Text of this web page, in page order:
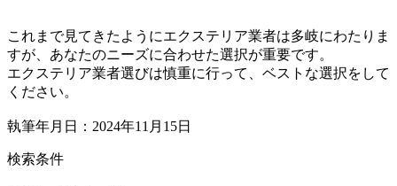
これまで見てきたようにエクステリア業者は多岐にわたりま
すが、あなたのニーズに合わせた選択が重要です。
エクステリア業者選びは慎重に行って、ベストな選択をして
ください。
執筆年月日：2024年11月15日
検索条件